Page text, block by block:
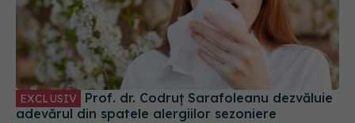
EXCLUSIV
adevărul din spatele alergiilor sezoniere